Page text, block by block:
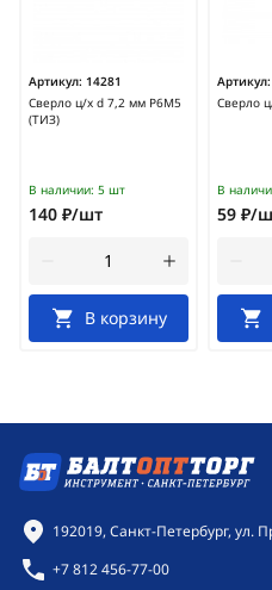
Артикул: 14281
Сверло ц/х d 7,2 мм Р6М5
(ТИЗ)
В наличии: 5 шт
140 ₽/шт
В корзину
Артикул:
Сверло
В
59 ₽/
Контактная
192019, Санкт-Петербург, ул.
+7 812 456-77-00